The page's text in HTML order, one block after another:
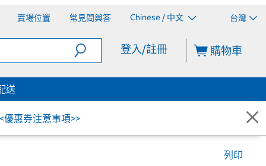
賣場位置 常見問與答 Chinese / 中文 台灣
登入/註冊 購物車
送
優惠券注意事項>>
列印